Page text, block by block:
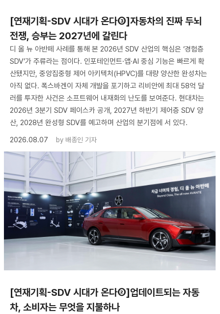
[연재기획-SDV 시대가 온다③]자동차의 진짜 두뇌
전쟁, 승부는 2027년에 갈린다
디 올 뉴 아반떼 사례를 통해 본 2026년 SDV 산업의 핵심은 ‘경험층
SDV’가 주류라는 점이다. 인포테인먼트·앱·AI 중심 기능은 빠르게 확
산됐지만, 중앙집중형 제어 아키텍처(HPVC)를 대량 양산한 완성차는
아직 없다. 폭스바겐이 자체 개발을 포기하고 리비안에 최대 58억 달
러를 투자한 사건은 소프트웨어 내재화의 난도를 보여준다. 현대차는
2026년 3분기 SDV 페이스카 공개, 2027년 하반기 제어층 SDV 양
산, 2028년 완성형 SDV를 예고하며 산업의 분기점에 서 있다.
2026.08.07
by 배종인 기자
[연재기획-SDV 시대가 온다②]업데이트되는 자동
차, 소비자는 무엇을 지불하나